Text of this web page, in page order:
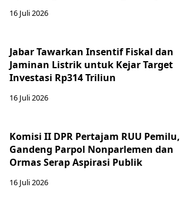
16 Juli 2026
Jabar Tawarkan Insentif Fiskal dan
Jaminan Listrik untuk Kejar Target
Investasi Rp314 Triliun
16 Juli 2026
Komisi II DPR Pertajam RUU Pemilu,
Gandeng Parpol Nonparlemen dan
Ormas Serap Aspirasi Publik
16 Juli 2026